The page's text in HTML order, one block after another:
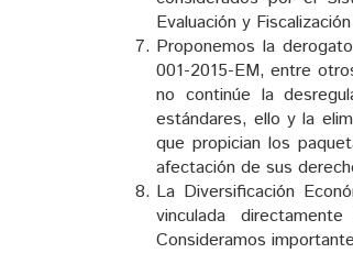
Evaluación y
Proponemos la
001-2015-EM, entre
no continúe la
estándares, ello y la
que propician los
afectación de sus
La Diversificación
vinculada
Consideramos